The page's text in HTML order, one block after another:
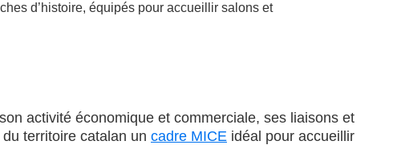
d’histoire, équipés pour accueillir salons et
activité économique et commerciale, ses liaisons et
territoire catalan un cadre MICE idéal pour accueillir